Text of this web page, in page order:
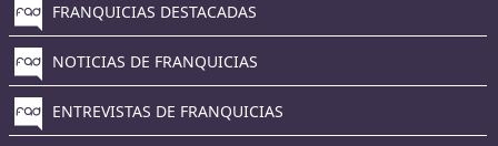
FRANQUICIAS DESTACADAS
NOTICIAS DE FRANQUICIAS
ENTREVISTAS DE FRANQUICIAS